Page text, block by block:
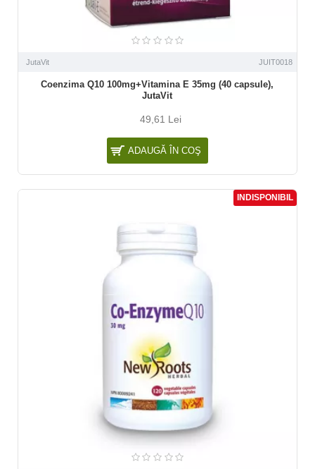
JutaVit JUIT0018
Coenzima Q10 100mg+Vitamina E 35mg (40 capsule),
JutaVit
49,61 Lei
ADAUGĂ ÎN COŞ
INDISPONIBIL